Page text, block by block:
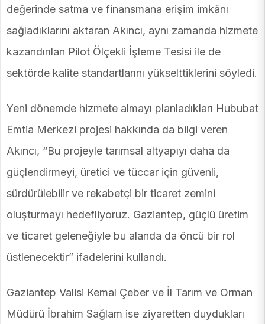
değerinde satma ve finansmana erişim imkânı
sağladıklarını aktaran Akıncı, aynı zamanda hizmete
kazandırılan Pilot Ölçekli İşleme Tesisi ile de
sektörde kalite standartlarını yükselttiklerini söyledi.
Yeni dönemde hizmete almayı planladıkları Hububat
Emtia Merkezi projesi hakkında da bilgi veren
Akıncı, “Bu projeyle tarımsal altyapıyı daha da
güçlendirmeyi, üretici ve tüccar için güvenli,
sürdürülebilir ve rekabetçi bir ticaret zemini
oluşturmayı hedefliyoruz. Gaziantep, güçlü üretim
ve ticaret geleneğiyle bu alanda da öncü bir rol
üstlenecektir” ifadelerini kullandı.
Gaziantep Valisi Kemal Çeber ve İl Tarım ve Orman
Müdürü İbrahim Sağlam ise ziyaretten duydukları